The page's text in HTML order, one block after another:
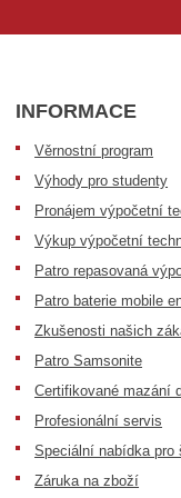
INFORMACE
Věrnostní program
Výhody pro studenty
Pronájem výpočetní
Výkup výpočetní
Patro repasovaná
Patro baterie mobile
Zkušenosti našich
Patro Samsonite
Certifikované mazání
Profesionální servis
Speciální nabídka
Záruka na zboží